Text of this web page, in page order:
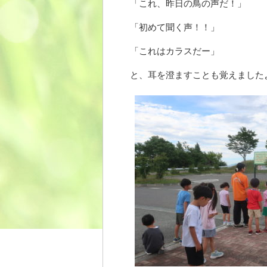
「これ、昨日の鳥の声だ！」
「初めて聞く声！！」
「これはカラスだー」
と、耳を澄ますことも覚えました